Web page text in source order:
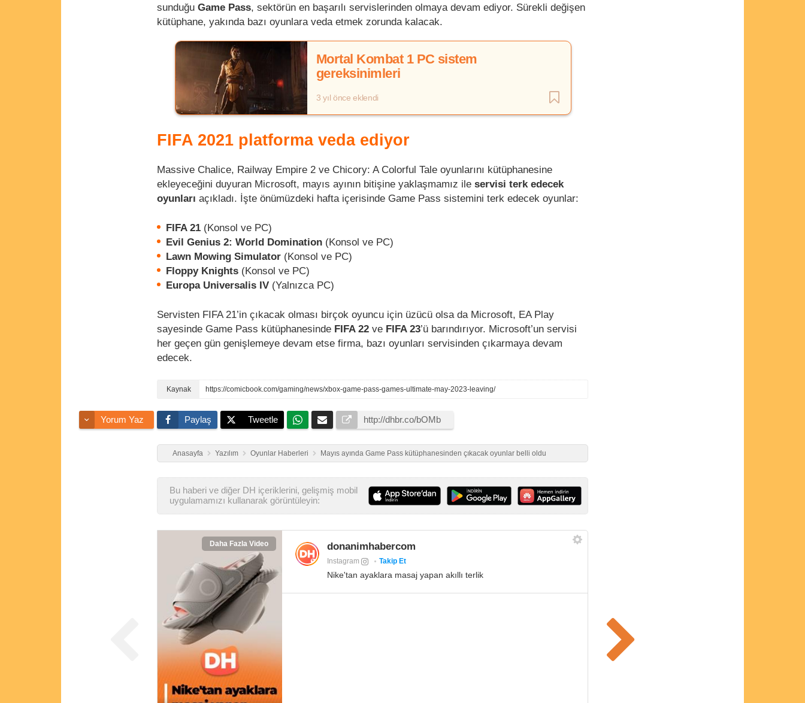
sunduğu Game Pass, sektörün en başarılı servislerinden olmaya devam ediyor. Sürekli değişen
kütüphane, yakında bazı oyunlara veda etmek zorunda kalacak.
Mortal Kombat 1 PC sistem
gereksinimleri
3 yıl önce eklendi
FIFA 2021 platforma veda ediyor
Massive Chalice, Railway Empire 2 ve Chicory: A Colorful Tale oyunlarını kütüphanesine
ekleyeceğini duyuran Microsoft, mayıs ayının bitişine yaklaşmamız ile servisi terk edecek
oyunları açıkladı. İşte önümüzdeki hafta içerisinde Game Pass sistemini terk edecek oyunlar:
FIFA 21 (Konsol ve PC)
Evil Genius 2: World Domination (Konsol ve PC)
Lawn Mowing Simulator (Konsol ve PC)
Floppy Knights (Konsol ve PC)
Europa Universalis IV (Yalnızca PC)
Servisten FIFA 21’in çıkacak olması birçok oyuncu için üzücü olsa da Microsoft, EA Play
sayesinde Game Pass kütüphanesinde FIFA 22 ve FIFA 23’ü barındırıyor. Microsoft’un servisi
her geçen gün genişlemeye devam etse firma, bazı oyunları servisinden çıkarmaya devam
edecek.
https://comicbook.com/gaming/news/xbox-game-pass-games-ultimate-may-2023-leaving/
Yorum Yaz Paylaş Tweetle
Anasayfa Yazılım Oyunlar Haberleri Mayıs ayında Game Pass kütüphanesinden çıkacak oyunlar belli oldu
Bu haberi ve diğer DH içeriklerini, gelişmiş mobil
uygulamamızı kullanarak görüntüleyin:
Daha Fazla Video donanimhabercom
Instagram Takip Et
Nike'tan ayaklara masaj yapan akıllı terlik